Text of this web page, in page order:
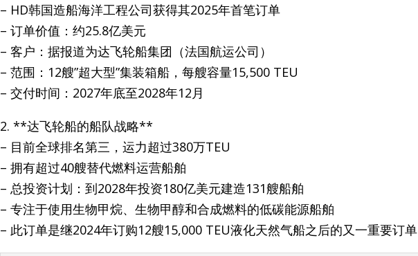
– HD韩国造船海洋工程公司获得其2025年首笔订单
– 订单价值：约25.8亿美元
– 客户：据报道为达飞轮船集团（法国航运公司）
– 范围：12艘”超大型”集装箱船，每艘容量15,500 TEU
– 交付时间：2027年底至2028年12月
2. **达飞轮船的船队战略**
– 目前全球排名第三，运力超过380万TEU
– 拥有超过40艘替代燃料运营船舶
– 总投资计划：到2028年投资180亿美元建造131艘船舶
– 专注于使用生物甲烷、生物甲醇和合成燃料的低碳能源船舶
– 此订单是继2024年订购12艘15,000 TEU液化天然气船之后的又一重要订单